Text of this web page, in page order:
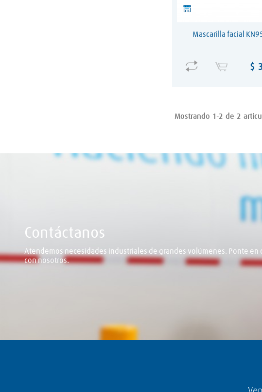
Mascarilla facial
$
Precio
Mostrando 1-2 de 2
Contáctanos
Atendemos necesidades industriales de grandes volúmenes. Ponte en
con nosotros.